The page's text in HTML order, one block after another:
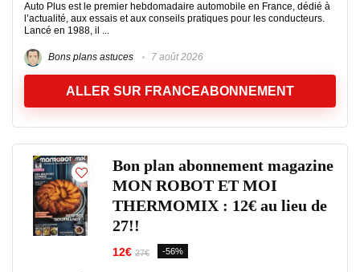
Auto Plus est le premier hebdomadaire automobile en France, dédié à
l’actualité, aux essais et aux conseils pratiques pour les conducteurs.
Lancé en 1988, il ...
Bons plans astuces 7 août 2026
ALLER SUR FRANCEABONNEMENT
Bon plan abonnement magazine
MON ROBOT ET MOI
THERMOMIX : 12€ au lieu de
27!!
12€ 27€ -56%